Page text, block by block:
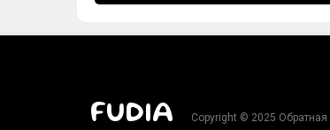
FUDIA Copyright © 2025